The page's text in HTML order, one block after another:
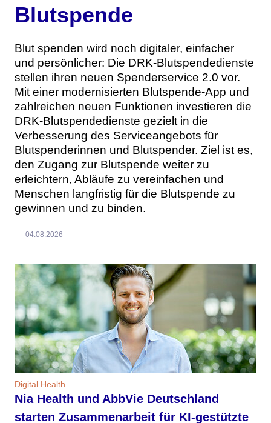
Digital Health
Personen
Abonnement
Über uns
Werben
Blutspende
Blut spenden wird noch digitaler, einfacher
und persönlicher: Die DRK-Blutspendedienste
stellen ihren neuen Spenderservice 2.0 vor.
Mit einer modernisierten Blutspende-App und
zahlreichen neuen Funktionen investieren die
DRK-Blutspendedienste gezielt in die
Verbesserung des Serviceangebots für
Blutspenderinnen und Blutspender. Ziel ist es,
den Zugang zur Blutspende weiter zu
erleichtern, Abläufe zu vereinfachen und
Menschen langfristig für die Blutspende zu
gewinnen und zu binden.
04.08.2026
Digital Health
Nia Health und AbbVie Deutschland
starten Zusammenarbeit für KI-gestützte